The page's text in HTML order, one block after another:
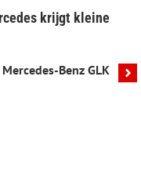
krijgt kleine
Benz GLK